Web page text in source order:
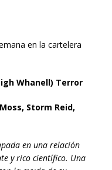
en la cartelera
Whanell) Terror
Storm Reid,
en una relación
y rico científico. Una